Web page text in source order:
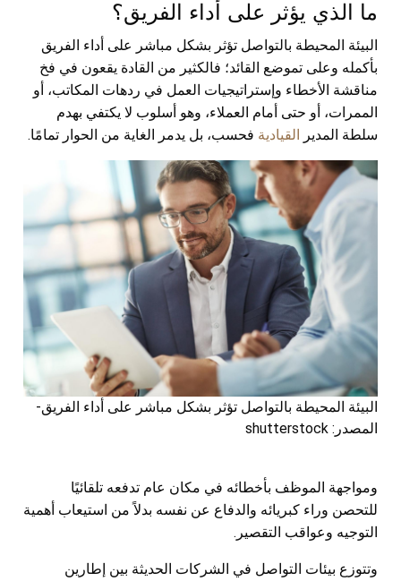
ما الذي يؤثر على أداء الفريق؟
البيئة المحيطة بالتواصل تؤثر بشكل مباشر على أداء الفريق
بأكمله وعلى تموضع القائد؛ فالكثير من القادة يقعون في فخ
مناقشة الأخطاء وإستراتيجيات العمل في ردهات المكاتب، أو
الممرات، أو حتى أمام العملاء، وهو أسلوب لا يكتفي بهدم
سلطة المدير القيادية فحسب، بل يدمر الغاية من الحوار تمامًا.
البيئة المحيطة بالتواصل تؤثر بشكل مباشر على أداء الفريق-
المصدر: shutterstock
ومواجهة الموظف بأخطائه في مكان عام تدفعه تلقائيًا
للتحصن وراء كبريائه والدفاع عن نفسه بدلاً من استيعاب أهمية
التوجيه وعواقب التقصير.
وتتوزع بيئات التواصل في الشركات الحديثة بين إطارين